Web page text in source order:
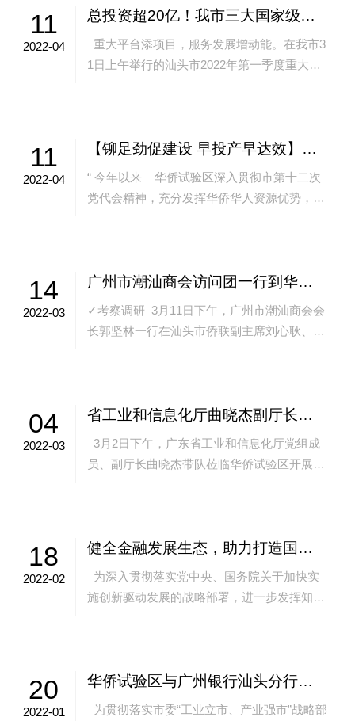
11
2022-04
总投资超20亿！我市三大国家级功能区共7个项目集中签约开工投产
重大平台添项目，服务发展增动能。在我市3
1日上午举行的汕头市2022年第一季度重大项
11
2022-04
【铆足劲促建设 早投产早达效】华侨试验区：重点产业项目加快推进 助力构建现代都市产业体系
“ 今年以来 华侨试验区深入贯彻市第十二次
党代会精神，充分发挥华侨华人资源优势，聚
14
2022-03
广州市潮汕商会访问团一行到华侨试验区考察调研
✓考察调研 3月11日下午，广州市潮汕商会会
长郭坚林一行在汕头市侨联副主席刘心耿、华
04
2022-03
省工业和信息化厅曲晓杰副厅长一行莅临华侨试验区开展数字经济专题调研工作
3月2日下午，广东省工业和信息化厅党组成
员、副厅长曲晓杰带队莅临华侨试验区开展数
18
2022-02
健全金融发展生态，助力打造国家级知识产权试点园区|汕头首单知识产权风险补偿金质押融资业务落地
为深入贯彻落实党中央、国务院关于加快实
施创新驱动发展的战略部署，进一步发挥知识
20
2022-01
华侨试验区与广州银行汕头分行举行战略合作签约协议
为贯彻落实市委“工业立市、产业强市”战略部